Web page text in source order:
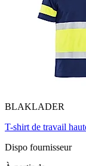
BLAKLADER
T-shirt de travail
Dispo fournisseur